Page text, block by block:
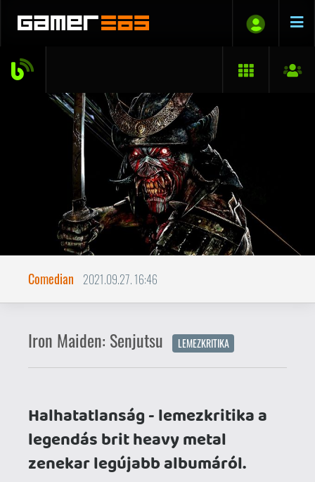
2021.09.27. 16:46
Iron Maiden: Senjutsu
legendás brit heavy metal
zenekar legújabb albumáról.